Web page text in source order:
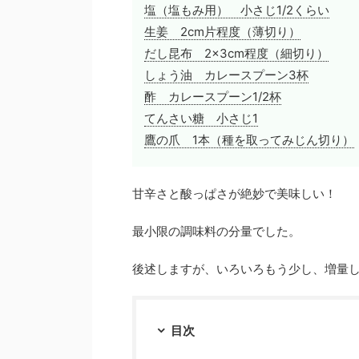
塩（塩もみ用） 小さじ1/2くらい
生姜 2cm片程度（薄切り）
だし昆布 2×3cm程度（細切り）
しょう油 カレースプーン3杯
酢 カレースプーン1/2杯
てんさい糖 小さじ1
鷹の爪 1本（種を取ってみじん切り）
甘辛さと酸っぱさが絶妙で美味しい！
最小限の調味料の分量でした。
後述しますが、いろいろもう少し、増量
目次